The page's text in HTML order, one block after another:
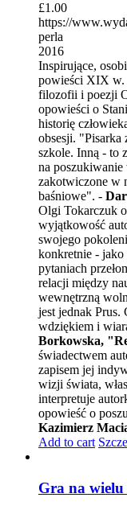
£1.00
https://
perla
2016
Inspirujące,
powieści XIX w.
filozofii i poezji
opowieści o
historię
obsesji. "Pisarka
szkole. Inną - to
na poszukiwanie
zakotwiczone w
baśniowe". -
Olgi Tokarczuk
wyjątkowość
swojego
konkretnie - jako
pytaniach
relacji między
wewnętrzną
jest jednak Prus.
wdziękiem i
Borkowska,
świadectwem
zapisem jej
wizji świata,
interpretuje
opowieść o
Kazimierz
Add to cart
Gra na wielu